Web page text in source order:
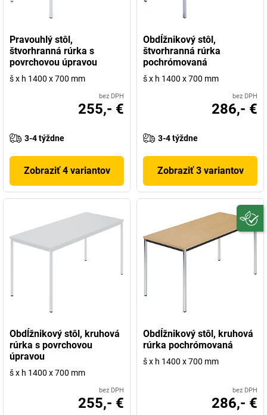
Pravouhlý stôl,
štvorhranná rúrka s
povrchovou úpravou
š x h 1400 x 700 mm
bez DPH
255,- €
3-4 týždne
Zobraziť 4 variantov
Obdĺžnikový stôl,
štvorhranná rúrka
pochrómovaná
š x h 1400 x 700 mm
bez DPH
286,- €
3-4 týždne
Zobraziť 3 variantov
Obdĺžnikový stôl, kruhová
rúrka s povrchovou
úpravou
š x h 1400 x 700 mm
bez DPH
255,- €
Obdĺžnikový stôl, kruhová
rúrka pochrómovaná
š x h 1400 x 700 mm
bez DPH
286,- €